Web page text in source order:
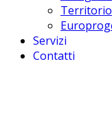
Territorio
Servizi
Contatti